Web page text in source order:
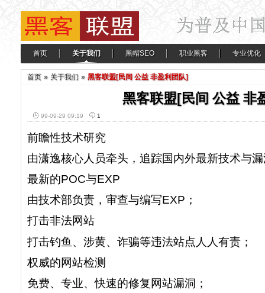
首页 关于我们 黑帽SEO 职业黑客 专业优化
首页 » 关于我们 » 黑客联盟[民间 公益 非盈利团队]
黑客联盟[民间 公益 非
99-09-29 09:19 1
前瞻性技术研究
由潇逸核心人员牵头，追踪国内外最新技术与
最新的POC与EXP
由技术部负责，审查与编写EXP；
打击非法网站
打击钓鱼、涉黄、诈骗等违法站点人人有责；
权威的网站检测
免费、专业、快速的修复网站漏洞；